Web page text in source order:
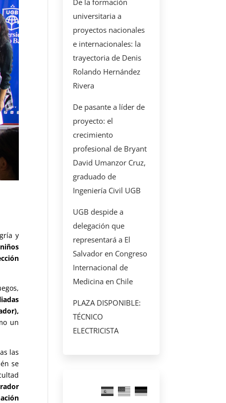
y
un
las
se
De la formación
universitaria a
proyectos nacionales
e internacionales: la
trayectoria de Denis
Rolando Hernández
Rivera
De pasante a líder de
proyecto: el
crecimiento
profesional de Bryant
David Umanzor Cruz,
graduado de
Ingeniería Civil UGB
UGB despide a
delegación que
representará a El
Salvador en Congreso
Internacional de
Medicina en Chile
PLAZA DISPONIBLE:
TÉCNICO
ELECTRICISTA